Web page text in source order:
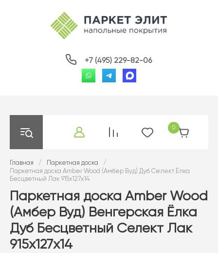
+7 (495) 229-82-06
0
Главная / Паркетная доска
/
Паркетная доска Amber Wood (Амбер Вуд) Дуб Селект Ёлка
Бесцветный Лак 915х127х14
Паркетная доска Amber Wood
(Амбер Вуд) Венгерская Ёлка
Дуб Бесцветный Селект Лак
915х127х14